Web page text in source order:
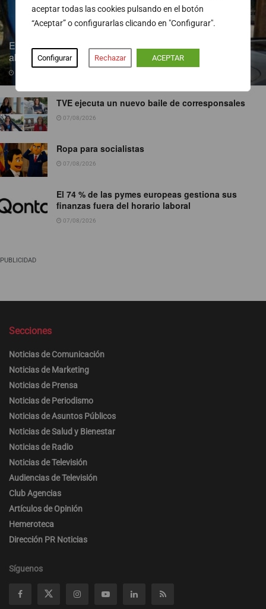
aceptar todas las cookies pulsando en el botón
“Aceptar” o configurarlas clicando en "Configurar".
Configurar Rechazar ACEPTAR
Endesa pone a disposición más de 300 puntos de recarga
abiertos al público
TVE ejecuta un nuevo baile de corresponsales
07/08/2026
Ropa para socialistas
07/08/2026
El 74 % de las pymes europeas gestiona sus
finanzas fuera del horario laboral
07/08/2026
PUBLICIDAD
Secciones
Noticias de Comunicación
Noticias de Marketing
Noticias de Prensa
Noticias de Periodismo
Noticias de Asuntos Públicos
Noticias de Salud y Bienestar
Noticias de Radio
Noticias de Televisión
Audiencias de Televisión
Club Agencias
Artículos de Opinión
Hemeroteca
Dirección PR Noticias
Síguenos